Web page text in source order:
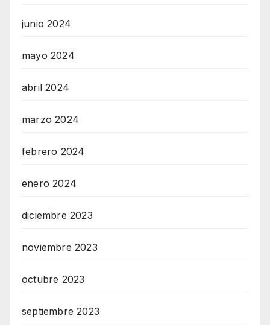
junio 2024
mayo 2024
abril 2024
marzo 2024
febrero 2024
enero 2024
diciembre 2023
noviembre 2023
octubre 2023
septiembre 2023